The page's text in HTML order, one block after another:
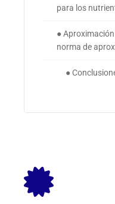
para los
●
norma de
●